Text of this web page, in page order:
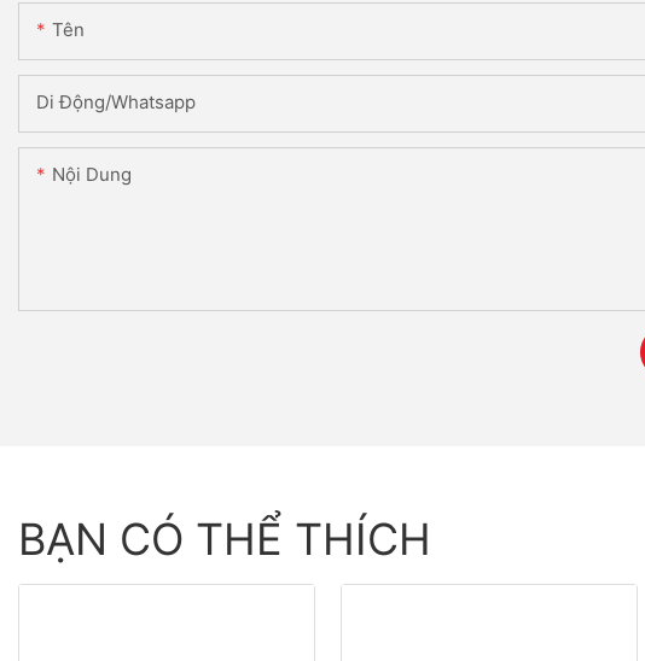
Tên
Di Động/Whatsapp
Nội Dung
BẠN CÓ THỂ THÍCH